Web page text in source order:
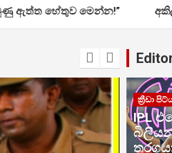
අකිලගේ ඇප ඉල්ලීම
ක්‍රීඩා
IPL